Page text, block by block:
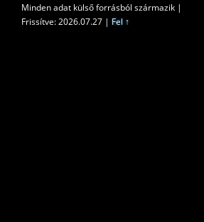
Minden adat külső forrásból származik |
Frissítve: 2026.07.27 | Fel ↑